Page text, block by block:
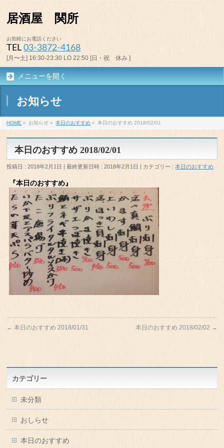
居酒屋 関所
お気軽にお電話ください
TEL03-3872-4168
[月〜土] 16:30-23:30 LO 22:50 [日・祝 休み ]
メニューを開く
お知らせ
HOME » お知らせ » 本日のおすすめ » 本日のおすすめ 2018/02/01
本日のおすすめ 2018/02/01
投稿日 : 2018年2月1日 最終更新日時 : 2018年2月1日 カテゴリー :本日のおすすめ
『本日のおすすめ』
← 本日のおすすめ 2018/01/31 本日のおすすめ 2018/02/02 →
カテゴリー
未分類
おしらせ
本日のおすすめ